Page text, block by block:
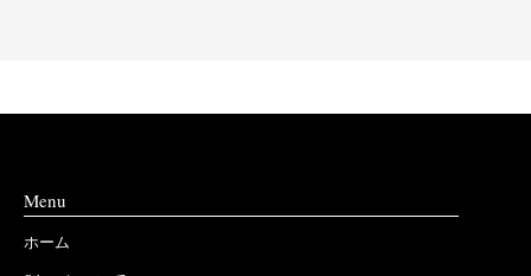
Menu
ホーム